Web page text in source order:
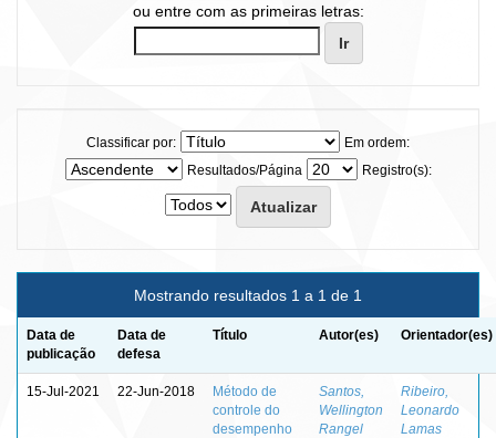
ou entre com as primeiras letras:
Classificar por:
Em ordem:
Resultados/Página
Registro(s):
Mostrando resultados 1 a 1 de 1
Data de
publicação
Data de
defesa
Título Autor(es) Orientador(es)
15-Jul-2021 22-Jun-2018
Método de
controle do
desempenho
Santos,
Wellington
Rangel
Ribeiro,
Leonardo
Lamas